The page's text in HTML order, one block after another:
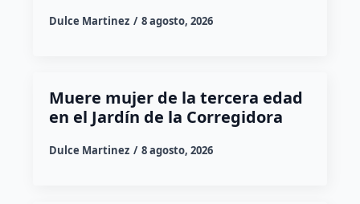
Dulce Martinez 8 agosto, 2026
Muere mujer de la tercera edad
en el Jardín de la Corregidora
Dulce Martinez 8 agosto, 2026